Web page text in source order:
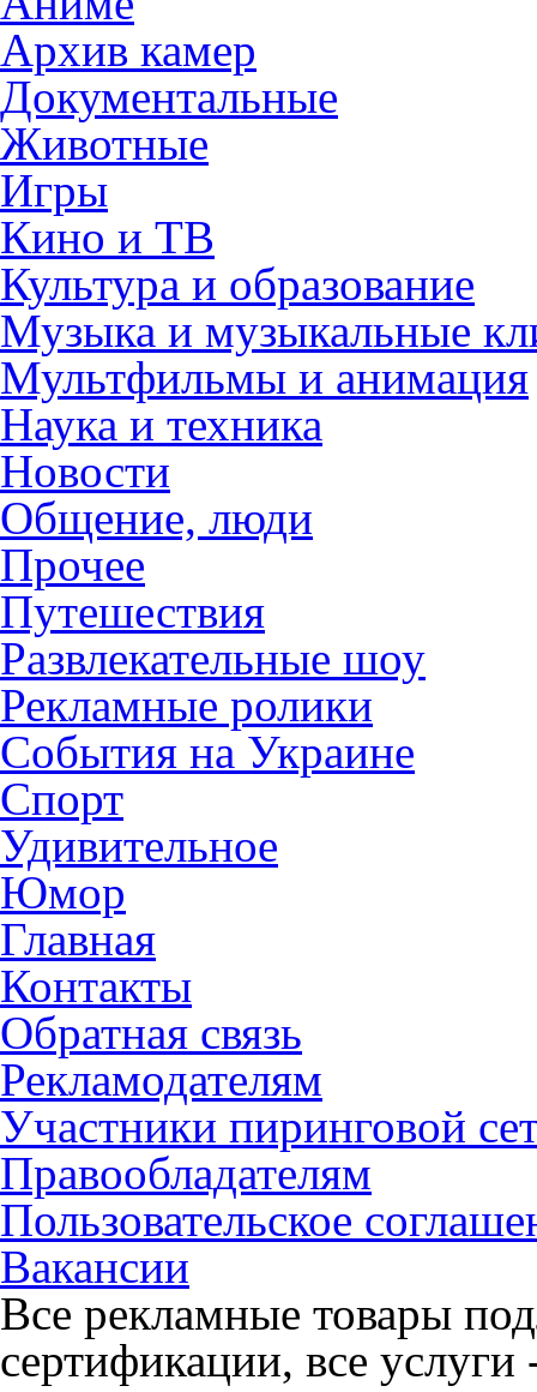
Архив камер
Документальные
Животные
Игры
Кино и ТВ
Культура и образование
Музыка и музыкальные
Мультфильмы и анимация
Наука и техника
Новости
Общение, люди
Прочее
Путешествия
Развлекательные шоу
Рекламные ролики
События на Украине
Спорт
Удивительное
Юмор
Главная
Контакты
Обратная связь
Рекламодателям
Участники пиринговой
Правообладателям
Пользовательское
Вакансии
Все рекламные товары
сертификации, все